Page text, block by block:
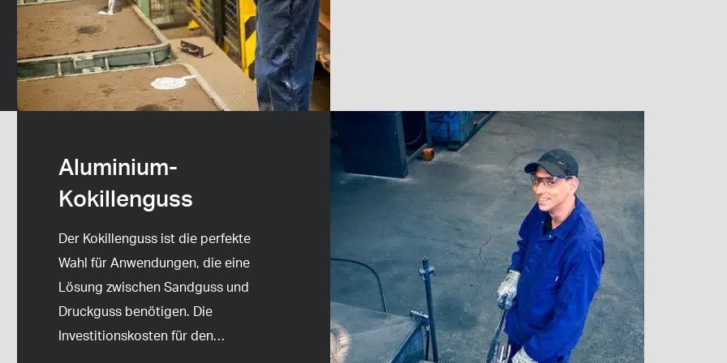
Aluminium-
Kokillenguss
Der Kokillenguss ist die perfekte
Wahl für Anwendungen, die eine
Lösung zwischen Sandguss und
Druckguss benötigen. Die
Investitionskosten für den…